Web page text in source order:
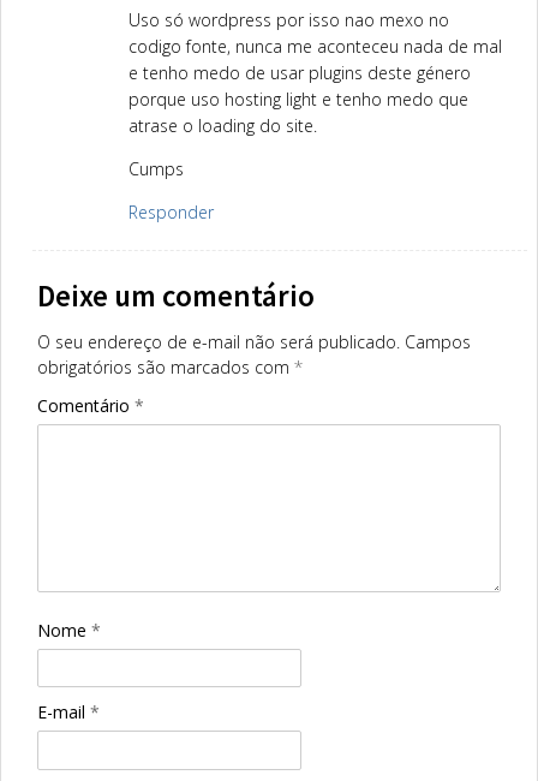
Uso só wordpress por isso nao mexo no
codigo fonte, nunca me aconteceu nada de mal
e tenho medo de usar plugins deste género
porque uso hosting light e tenho medo que
atrase o loading do site.
Cumps
Responder
Deixe um comentário
O seu endereço de e-mail não será publicado. Campos
obrigatórios são marcados com *
Comentário *
Nome *
E-mail *